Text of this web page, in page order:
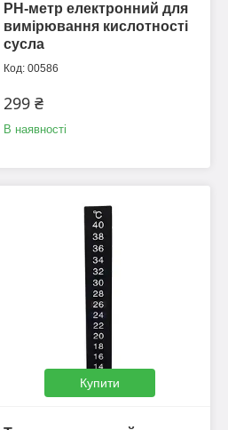
PH-метр електронний для
вимірювання кислотності
сусла
00586
299 ₴
В наявності
Купити